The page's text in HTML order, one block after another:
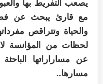
يصعب التفريط بها
مع قارئ يبحث عن
والحياة وتتراقص
لحظات من المؤانسة
عن مساراراتها
مسارها..